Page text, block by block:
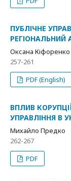
ПУБЛІЧНЕ
РЕГІОНАЛЬНИЙ
Оксана Кіфоренко
257-261
PDF (English)
ВПЛИВ
УПРАВЛІННЯ В
Михайло Предко
262-267
PDF